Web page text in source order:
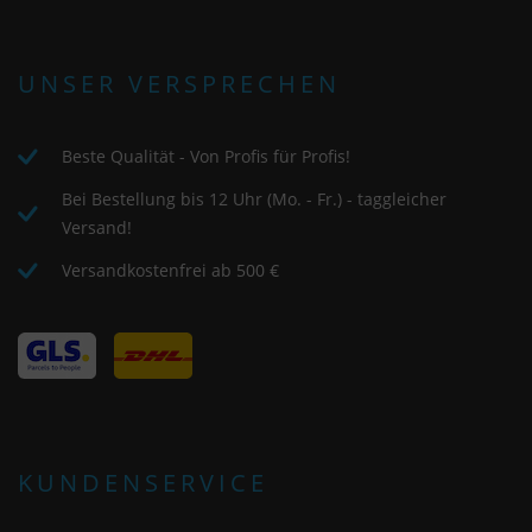
UNSER VERSPRECHEN
Beste Qualität - Von Profis für Profis!
Bei Bestellung bis 12 Uhr (Mo. - Fr.) - taggleicher
Versand!
Versandkostenfrei ab 500 €
KUNDENSERVICE
und zur Verknüpfung mit anderen Nutzungsdaten
Indem Sie das mit den Google-Diensten
dass Ihre Daten in den USA durch Google
nach EU-Standards unzureichenden
Es besteht insbesondere das Risiko, dass Ihre
Behörden zu Kontroll- und Überwachungszwecken,
ohne Rechtsmittel, verarbeitet werden. Wenn Sie